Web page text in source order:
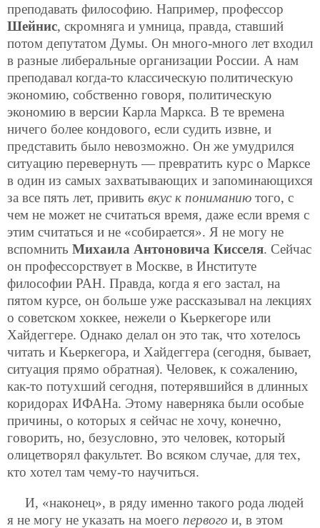
преподавать философию. Например, профессор
Шейнис, скромняга и умница, правда, ставший
потом депутатом Думы. Он много-много лет входил
в разные либеральные организации России. А нам
преподавал когда-то классическую политическую
экономию, собственно говоря, политическую
экономию в версии Карла Маркса. В те времена
ничего более кондового, если судить извне, и
представить было невозможно. Он же умудрился
ситуацию перевернуть — превратить курс о Марксе
в один из самых захватывающих и запоминающихся
за все пять лет, привить вкус к пониманию того, с
чем не может не считаться время, даже если время с
этим считаться и не «собирается». Я не могу не
вспомнить Михаила Антоновича Кисселя. Сейчас
он профессорствует в Москве, в Институте
философии РАН. Правда, когда я его застал, на
пятом курсе, он больше уже рассказывал на лекциях
о советском хоккее, нежели о Кьеркегоре или
Хайдеггере. Однако делал он это так, что хотелось
читать и Кьеркегора, и Хайдеггера (сегодня, бывает,
ситуация прямо обратная). Человек, к сожалению,
как-то потухший сегодня, потерявшийся в длинных
коридорах ИФАНа. Этому наверняка были особые
причины, о которых я сейчас не хочу, конечно,
говорить, но, безусловно, это человек, который
олицетворял факультет. Во всяком случае, для тех,
кто хотел там чему-то научиться.
И, «наконец», в ряду именно такого рода людей
я не могу не указать на моего первого и, в этом